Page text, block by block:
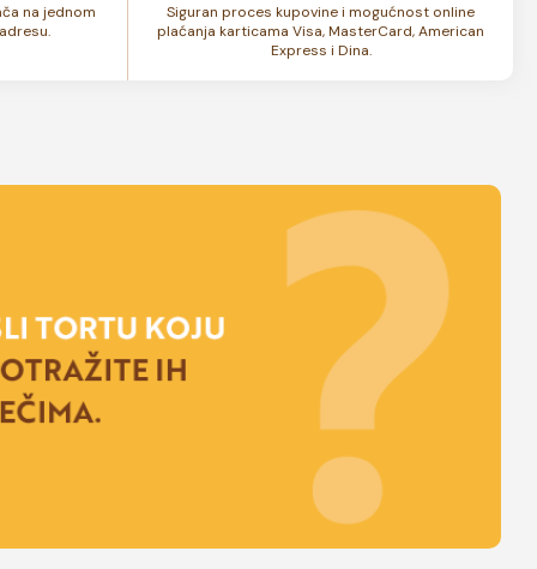
na jednom
Siguran proces kupovine i mogućnost online
plaćanja karticama Visa, MasterCard, American
Express i Dina.